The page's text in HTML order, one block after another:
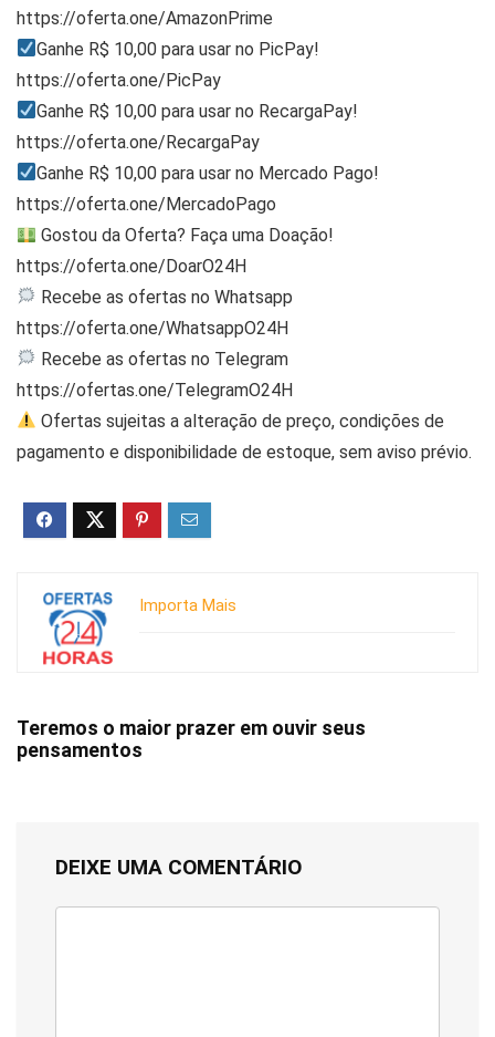
https://oferta.one/AmazonPrime
Ganhe R$ 10,00 para usar no PicPay!
https://oferta.one/PicPay
Ganhe R$ 10,00 para usar no RecargaPay!
https://oferta.one/RecargaPay
Ganhe R$ 10,00 para usar no Mercado Pago!
https://oferta.one/MercadoPago
Gostou da Oferta? Faça uma Doação!
https://oferta.one/DoarO24H
Recebe as ofertas no Whatsapp
https://oferta.one/WhatsappO24H
Recebe as ofertas no Telegram
https://ofertas.one/TelegramO24H
Ofertas sujeitas a alteração de preço, condições de
pagamento e disponibilidade de estoque, sem aviso prévio.
Importa Mais
Teremos o maior prazer em ouvir seus
pensamentos
DEIXE UMA COMENTÁRIO